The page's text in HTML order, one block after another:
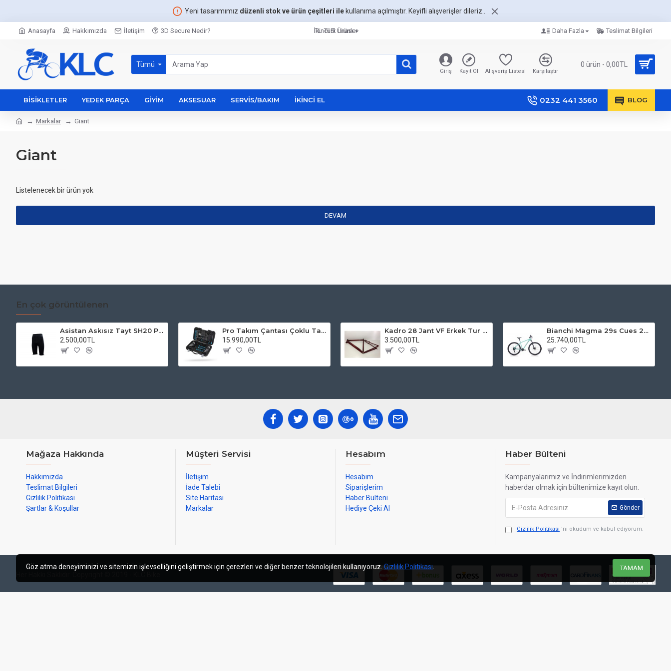
Yeni tasarımımız düzenli stok ve ürün çeşitleri ilekullanıma açılmıştır. Keyifli alışverişler dileriz..
Anasayfa Hakkımızda İletişim 3D Secure Nedir? İkinci El Ürünler
TL Türk Lirası Daha Fazla Teslimat Bilgileri
Tümü
Giriş Kayıt Ol Alışveriş Listesi Karşılaştır
0 ürün - 0,00TL
BISIKLETLER YEDEK PARÇA GIYIM AKSESUAR SERVIS/BAKIM İKINCI EL 0232 441 3560 BLOG
Markalar Giant
Giant
Listelenecek bir ürün yok
DEVAM
En çok görüntülenen
Asistan Askısız Tayt SH20 Pedli Siyah
2.500,00TL
Pro Takım Çantası Çoklu Tamir Seti
15.990,00TL
Kadro 28 Jant VF Erkek Tur Şehir Bisiklet Uyumlu
3.500,00TL
Bianchi Magma 29s Cues 2x9s Dağ Bisikleti
25.740,00TL
Mağaza Hakkında
Hakkımızda
Teslimat Bilgileri
Gizlilik Politikası
Şartlar & Koşullar
Müşteri Servisi
İletişim
İade Talebi
Site Haritası
Markalar
Hesabım
Hesabım
Siparişlerim
Haber Bülteni
Hediye Çeki Al
Haber Bülteni
Kampanyalarımız ve İndirimlerimizden
haberdar olmak için bültenimize kayıt olun.
Gönder
Gizlilik Politikası 'ni okudum ve kabul ediyorum.
TAMAM
Göz atma deneyiminizi ve sitemizin işlevselliğini geliştirmek için çerezleri ve diğer benzer teknolojileri kullanıyoruz. Gizlilik Politikası.